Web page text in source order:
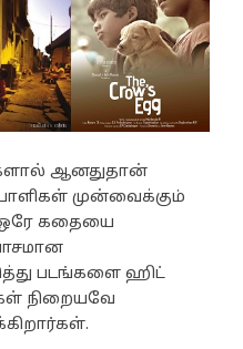
ஆனதுதான்
முன்வைக்கும்
ஒரே கதையை
படங்களை ஹிட்
நிறையவே